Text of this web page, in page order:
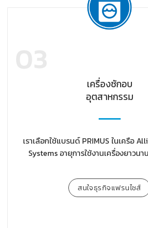
เครื่องซักอบ
อุตสาหกรรม
เราเลือกใช้แบรนด์ PRIMUS ในเครือ
Systems อายุการใช้งานเครื่องยาวน
สนใจธุรกิจแฟรนไชส์